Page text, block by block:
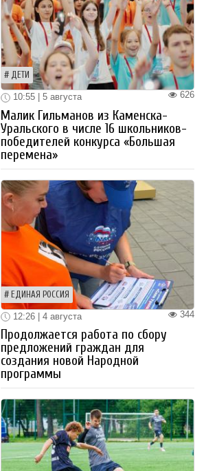
ДЕТИ
626
10:55 | 5 августа
Малик Гильманов из Каменска-
Уральского в числе 16 школьников-
победителей конкурса «Большая
перемена»
ЕДИНАЯ РОССИЯ
344
12:26 | 4 августа
Продолжается работа по сбору
предложений граждан для
создания новой Народной
программы